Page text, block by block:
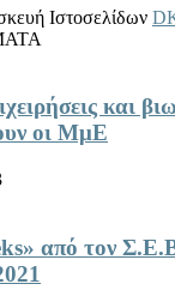
Ιστοσελίδων
και
οι ΜμΕ
από τον